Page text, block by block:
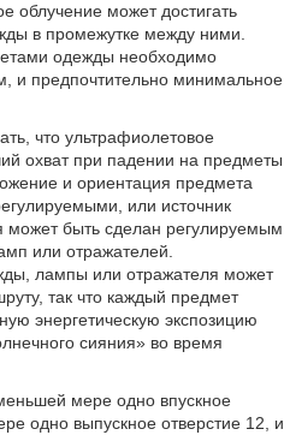
облучение может достигать
в промежутке между ними.
одежды необходимо
и предпочтительно минимальное
что ультрафиолетовое
охват при падении на предметы
и ориентация предмета
или источник
может быть сделан регулируемым
или отражателей.
лампы или отражателя может
так что каждый предмет
энергетическую экспозицию
сияния» во время
мере одно впускное
одно выпускное отверстие 12, и